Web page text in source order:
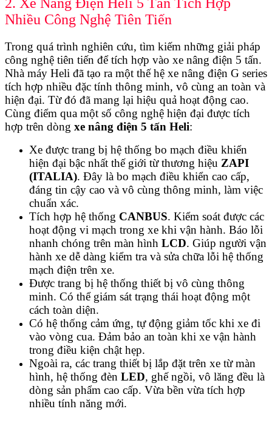
2. Xe Nâng Điện Heli 5 Tấn Tích Hợp
Nhiều Công Nghệ Tiên Tiến
Trong quá trình nghiên cứu, tìm kiếm những giải pháp
công nghệ tiên tiến để tích hợp vào xe nâng điện 5 tấn.
Nhà máy Heli đã tạo ra một thế hệ xe nâng điện G series
tích hợp nhiều đặc tính thông minh, vô cùng an toàn và
hiện đại. Từ đó đã mang lại hiệu quả hoạt động cao.
Cùng điểm qua một số công nghệ hiện đại được tích
hợp trên dòng xe nâng điện 5 tấn Heli:
Xe được trang bị hệ thống bo mạch điều khiển
hiện đại bậc nhất thế giới từ thương hiệu ZAPI
(ITALIA). Đây là bo mạch điều khiển cao cấp,
đáng tin cậy cao và vô cùng thông minh, làm việc
chuẩn xác.
Tích hợp hệ thống CANBUS. Kiểm soát được các
hoạt động vi mạch trong xe khi vận hành. Báo lỗi
nhanh chóng trên màn hình LCD. Giúp người vận
hành xe dễ dàng kiểm tra và sửa chữa lỗi hệ thống
mạch điện trên xe.
Được trang bị hệ thống thiết bị vô cùng thông
minh. Có thể giám sát trạng thái hoạt động một
cách toàn diện.
Có hệ thống cảm ứng, tự động giảm tốc khi xe đi
vào vòng cua. Đảm bảo an toàn khi xe vận hành
trong điều kiện chật hẹp.
Ngoài ra, các trang thiết bị lắp đặt trên xe từ màn
hình, hệ thống đèn LED, ghế ngồi, vô lăng đều là
dòng sản phẩm cao cấp. Vừa bền vừa tích hợp
nhiều tính năng mới.